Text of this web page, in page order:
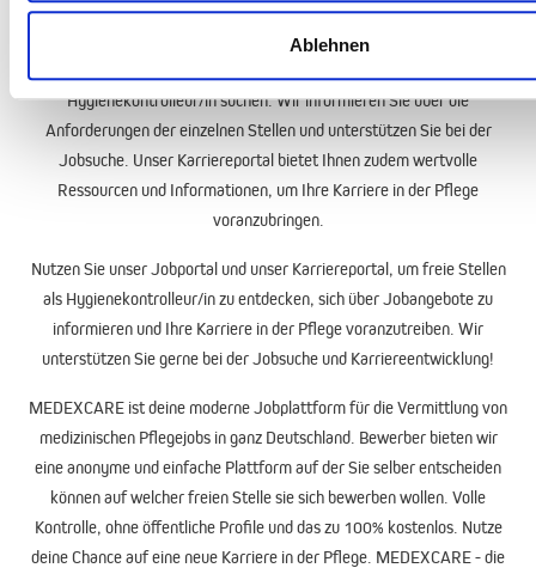
Ablehnen
Pflegebranche anzubieten.
Hygienekontrolleur/in suchen. Wir informieren Sie über die
Anforderungen der einzelnen Stellen und unterstützen Sie bei der
Jobsuche . Unser Karriereportal bietet Ihnen zudem wertvolle
Ressourcen und Informationen, um Ihre Karriere in der Pflege
voranzubringen.
Nutzen Sie unserJobportalund unser Karriereportal, um freie Stellen
als Hygienekontrolleur/in zu entdecken, sich über Jobangebote zu
informieren und Ihre Karriere in der Pflege voranzutreiben. Wir
unterstützen Sie gerne bei der Jobsuche und Karriereentwicklung!
MEDEXCARE ist deine moderneJobplattformfür die Vermittlung von
medizinischenPflegejobs in ganz Deutschland. Bewerber bieten wir
eine anonyme und einfache Plattform auf der Sie selber entscheiden
können auf welcher freien Stelle sie sich bewerben wollen. Volle
Kontrolle, ohne öffentliche Profile und das zu 100% kostenlos. Nutze
deine Chance auf eine neue Karriere in der Pflege. MEDEXCARE - die